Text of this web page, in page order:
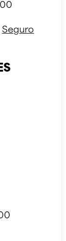
Seguro